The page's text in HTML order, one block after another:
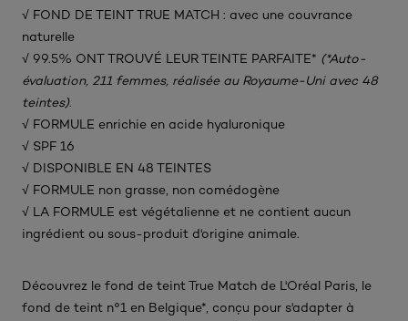
√ FOND DE TEINT TRUE MATCH : avec une couvrance
naturelle​
√ 99.5% ONT TROUVÉ LEUR TEINTE PARFAITE* (*Auto-
évaluation, 211 femmes, réalisée au Royaume-Uni avec 48
teintes).
√ FORMULE enrichie en acide hyaluronique​
√ SPF 16
√ DISPONIBLE EN 48 TEINTES​
√ FORMULE non grasse, non comédogène​
√ LA FORMULE est végétalienne et ne contient aucun
ingrédient ou sous-produit d'origine animale.​
Découvrez le fond de teint True Match de L'Oréal Paris, le
fond de teint n°1 en Belgique*, conçu pour s'adapter à